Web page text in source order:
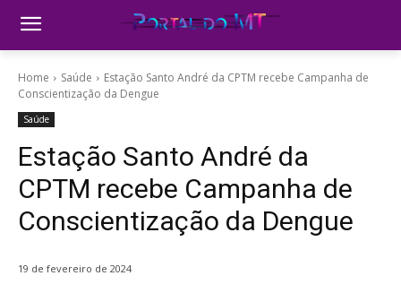
Home Saúde
Estação Santo André da CPTM recebe Campanha de
Conscientização da Dengue
Saúde
Estação Santo André da
CPTM recebe Campanha de
Conscientização da Dengue
19 de fevereiro de 2024